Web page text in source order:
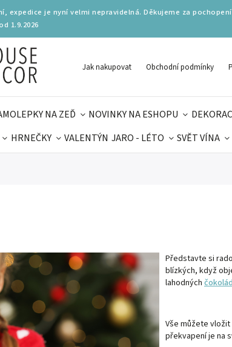
je nyní velmi nepravidelná. Děkujeme za
1.9.2026
Jak nakupovat Obchodní podmínky
NA ZEĎ NOVINKY NA ESHOPU
HRNEČKY VALENTÝN JARO - LÉTO SVĚT VÍNA
Představte si
blízkých, když
lahodných
Vše můžete vložit
překvapení je na